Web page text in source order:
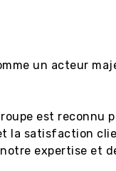
un acteur
est reconnu
la satisfaction
expertise et